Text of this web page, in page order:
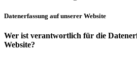
Datenerfassung auf unserer Website
Wer ist verantwortlich für die
Website?